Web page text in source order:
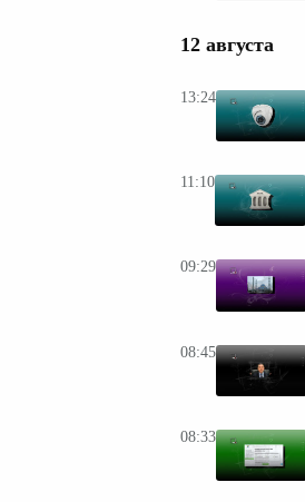
12 августа
13:24
11:10
09:29
08:45
08:33